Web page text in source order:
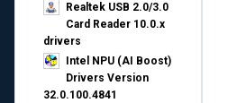
Realtek USB 2.0/3.0
Card Reader 10.0.x
drivers
Intel NPU (AI Boost)
Drivers Version
32.0.100.4841